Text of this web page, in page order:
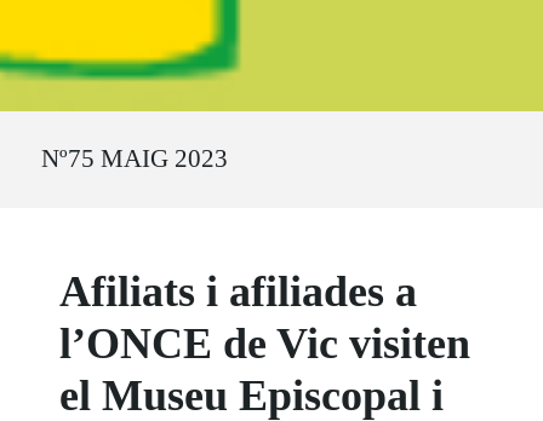
Nº75 MAIG 2023
Afiliats i afiliades a
l’ONCE de Vic visiten
el Museu Episcopal i